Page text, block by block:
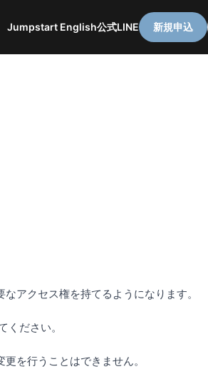
Jumpstart English公式LINE 新規申込
アクセス権を持てるようになります。
ださい。
を行うことはできません。